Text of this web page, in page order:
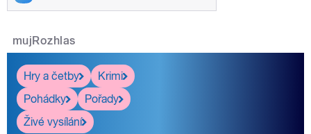
mujRozhlas
Hry a četby
Krimi
Pohádky
Pořady
Živé vysílání